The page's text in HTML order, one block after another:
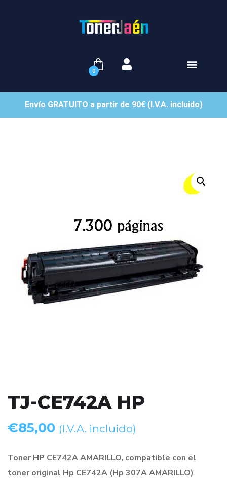
0
Envío GRATUITO a partir de 90€ (I.V.A. incluido)
TJ-CE742A HP
€85,00 (I.V.A. incluido)
Toner HP CE742A AMARILLO, compatible con el
toner original Hp CE742A (Hp 307A AMARILLO)